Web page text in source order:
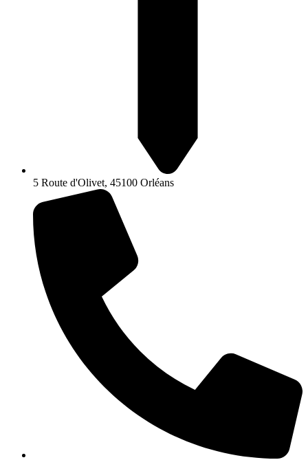
5 Route d'Olivet, 45100 Orléans